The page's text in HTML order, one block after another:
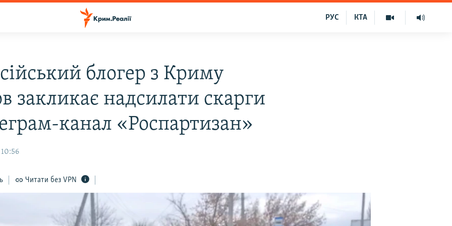
КТА
РУС
блогер з Криму
закликає надсилати скарги
канал «Роспартизан»
10:56
Читати без VPN